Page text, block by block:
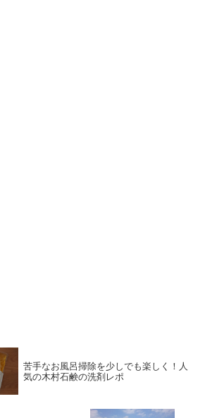
苦手なお風呂掃除を少しでも楽しく！人
気の木村石鹸の洗剤レポ